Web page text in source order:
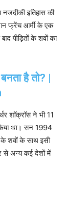
इतिहास की
फ्रेंच आर्मी के एक
पीड़ितों के शवों का
है तो? |
शाॅक्राॅस ने भी 11
था। सन 1994
शवों के साथ इसी
से अन्य कई देशों में